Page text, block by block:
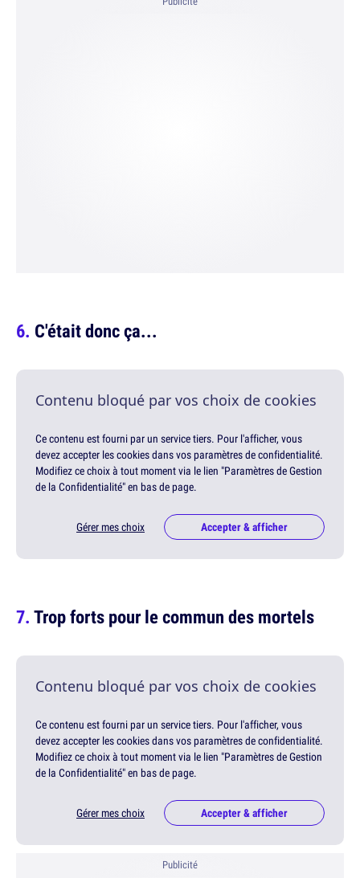
C'était donc ça...
Contenu bloqué par vos choix de cookies
Ce contenu est fourni par un service tiers. Pour l'afficher, vous
devez accepter les cookies dans vos paramètres de confidentialité.
Modifiez ce choix à tout moment via le lien "Paramètres de Gestion
de la Confidentialité" en bas de page.
Gérer mes choix Accepter & afficher
Trop forts pour le commun des mortels
Contenu bloqué par vos choix de cookies
Ce contenu est fourni par un service tiers. Pour l'afficher, vous
devez accepter les cookies dans vos paramètres de confidentialité.
Modifiez ce choix à tout moment via le lien "Paramètres de Gestion
de la Confidentialité" en bas de page.
Gérer mes choix Accepter & afficher
Publicité